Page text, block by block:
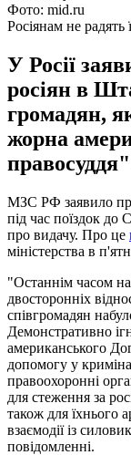
Фото: mid.ru
Росіянам не
У Росії
росіян в
громадян,
жорна
МЗС РФ заявило
під час поїздок
про видачу. Про це
міністерства в
"Останнім часом
двосторонніх
співгромадян
Демонстративно
американського
допомогу у
правоохоронні
для стеження за
також для їхнього
взаємодії із
повідомленні.